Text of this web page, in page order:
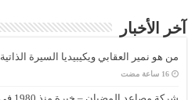
آخر الأخبار
من هو نمير العقابي ويكيبيديا السيرة الذاتية
‏16 ساعة مضت